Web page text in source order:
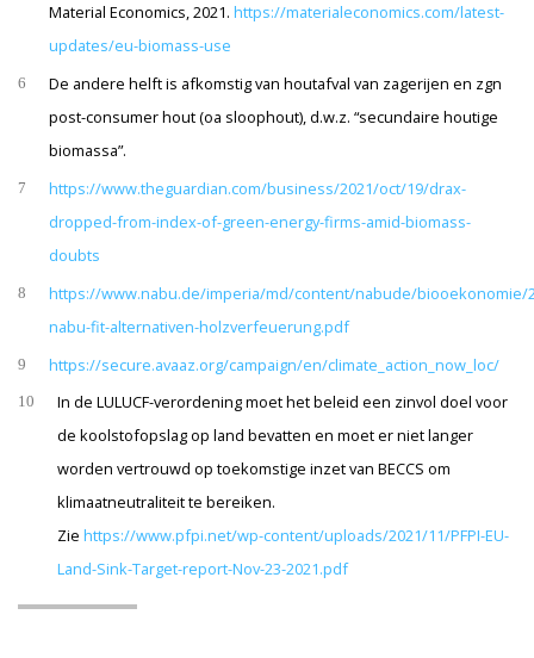
Material Economics, 2021.https://materialeconomics.com/latest-
updates/eu-biomass-use
6
De andere helft is afkomstig van houtafval van zagerijen en zgn
post-consumer hout (oa sloophout), d.w.z. “secundaire houtige
biomassa”.
7
https://www.theguardian.com/business/2021/oct/19/drax-
dropped-from-index-of-green-energy-firms-amid-biomass-
doubts
8
https://www.nabu.de/imperia/md/content/nabude/biooekonomie/
nabu-fit-alternativen-holzverfeuerung.pdf
9 https://secure.avaaz.org/campaign/en/climate_action_now_loc/
10
In de LULUCF-verordening moet het beleid een zinvol doel voor
de koolstofopslag op land bevatten en moet er niet langer
worden vertrouwd op toekomstige inzet van BECCS om
klimaatneutraliteit te bereiken.
Ziehttps://www.pfpi.net/wp-content/uploads/2021/11/PFPI-EU-
Land-Sink-Target-report-Nov-23-2021.pdf